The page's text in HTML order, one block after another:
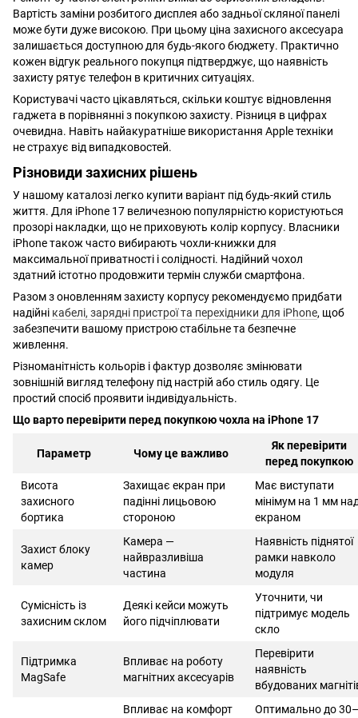
Вартість заміни розбитого дисплея або задньої скляної панелі
може бути дуже високою. При цьому ціна захисного аксесуара
залишається доступною для будь-якого бюджету. Практично
кожен відгук реального покупця підтверджує, що наявність
захисту рятує телефон в критичних ситуаціях.
Користувачі часто цікавляться, скільки коштує відновлення
гаджета в порівнянні з покупкою захисту. Різниця в цифрах
очевидна. Навіть найакуратніше використання Apple техніки
не страхує від випадковостей.
Різновиди захисних рішень
У нашому каталозі легко купити варіант під будь-який стиль
життя. Для iPhone 17 величезною популярністю користуються
прозорі накладки, що не приховують колір корпусу. Власники
iPhone також часто вибирають чохли-книжки для
максимальної приватності і солідності. Надійний чохол
здатний істотно продовжити термін служби смартфона.
Разом з оновленням захисту корпусу рекомендуємо придбати
надійні кабелі, зарядні пристрої та перехідники для iPhone, щоб
забезпечити вашому пристрою стабільне та безпечне
живлення.
Різноманітність кольорів і фактур дозволяє змінювати
зовнішній вигляд телефону під настрій або стиль одягу. Це
простий спосіб проявити індивідуальність.
Що варто перевірити перед покупкою чохла на iPhone 17
Параметр Чому це важливо
Як перевірити
перед покупкою
Висота
захисного
бортика
Захищає екран при
падінні лицьовою
стороною
Має виступати
мінімум на 1 мм
екраном
Захист блоку
камер
Камера —
найвразливіша
частина
Наявність піднятої
рамки навколо
модуля
Сумісність із
захисним склом
Деякі кейси можуть
його підчіплювати
Уточнити, чи
підтримує модель
скло
Підтримка
MagSafe
Впливає на роботу
магнітних аксесуарів
Перевірити
наявність
вбудованих
Впливає на комфорт
Оптимально до 30–